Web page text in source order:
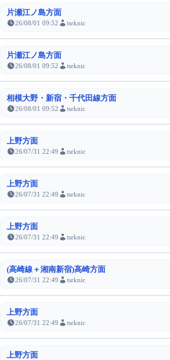
片瀬江ノ島方面
26/08/01 09:52 tsrknic
片瀬江ノ島方面
26/08/01 09:52 tsrknic
相模大野・新宿・千代田線方面
26/08/01 09:52 tsrknic
上野方面
26/07/31 22:49 tsrknic
上野方面
26/07/31 22:49 tsrknic
上野方面
26/07/31 22:49 tsrknic
(高崎線＋湘南新宿)高崎方面
26/07/31 22:49 tsrknic
上野方面
26/07/31 22:49 tsrknic
上野方面